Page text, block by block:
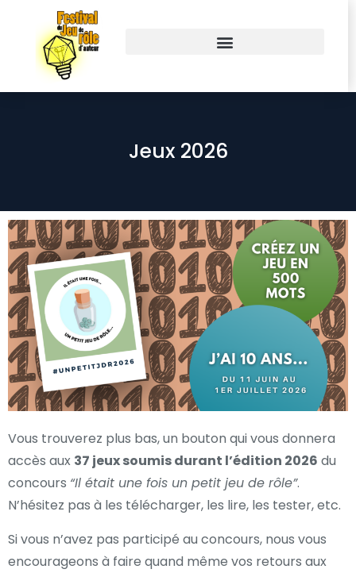
Jeux 2026
Vous trouverez plus bas, un bouton qui vous donnera
accès aux 37 jeux soumis durant l’édition 2026 du
concours “Il était une fois un petit jeu de rôle”.
N’hésitez pas à les télécharger, les lire, les tester, etc.
Si vous n’avez pas participé au concours, nous vous
encourageons à faire quand même vos retours aux